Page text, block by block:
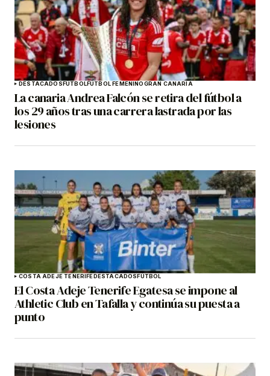
DESTACADOSFÚTBOLFÚTBOL FEMENINOGRAN CANARIA
La canaria Andrea Falcón se retira del fútbol a
los 29 años tras una carrera lastrada por las
lesiones
COSTA ADEJE TENERIFEDESTACADOSFÚTBOL
El Costa Adeje Tenerife Egatesa se impone al
Athletic Club en Tafalla y continúa su puesta a
punto